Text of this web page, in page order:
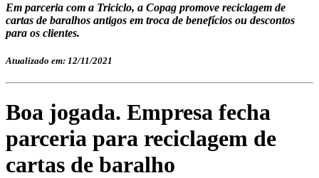
Em parceria com a Triciclo, a Copag promove reciclagem de
cartas de baralhos antigos em troca de benefícios ou descontos
para os clientes.
Atualizado em: 12/11/2021
Boa jogada. Empresa fecha
parceria para reciclagem de
cartas de baralho